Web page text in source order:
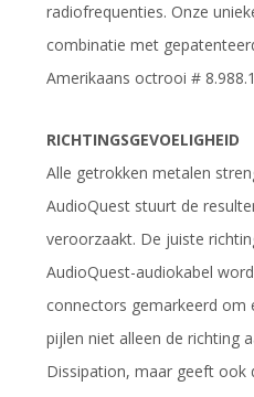
radiofrequenties. Onze
combinatie met
Amerikaans octrooi #
RICHTINGSGEVOELIGHEID
Alle getrokken metalen
AudioQuest stuurt de
veroorzaakt. De juiste
AudioQuest-audiokabel
connectors gemarkeerd om
pijlen niet alleen de richting
Dissipation, maar geeft ook